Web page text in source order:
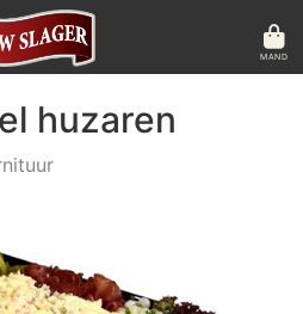
MAND
huzaren